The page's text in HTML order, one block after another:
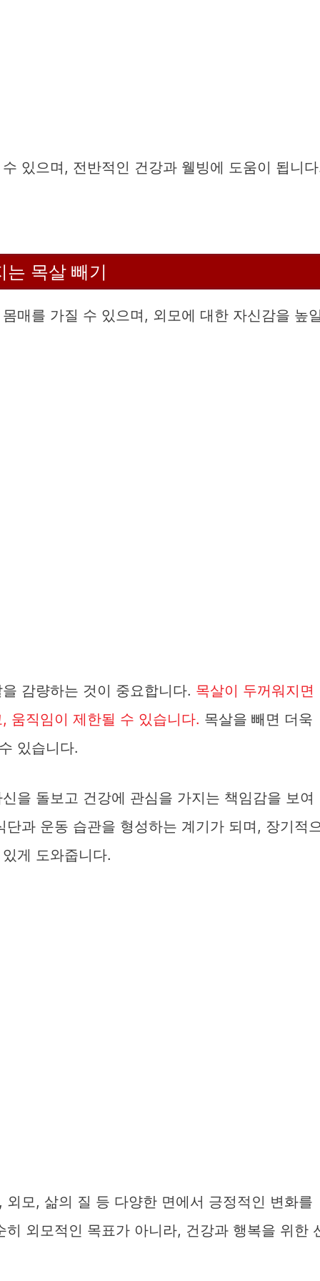
있으며, 전반적인 건강과 웰빙에 도움이 됩니
는 목살 빼기
매를 가질 수 있으며, 외모에 대한 자신감을 높
감량하는 것이 중요합니다. 목살이 두꺼워지면
움직임이 제한될 수 있습니다. 목살을 빼면 더욱
있습니다.
을 돌보고 건강에 관심을 가지는 책임감을 보여
과 운동 습관을 형성하는 계기가 되며, 장기적
게 도와줍니다.
모, 삶의 질 등 다양한 면에서 긍정적인 변화를
외모적인 목표가 아니라, 건강과 행복을 위한